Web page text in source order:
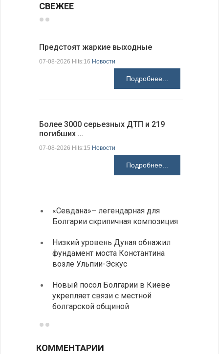
СВЕЖЕЕ
Предстоят жаркие выходные
07-08-2026 Hits:16 Новости
Подробнее...
Более 3000 серьезных ДТП и 219
погибших …
07-08-2026 Hits:15 Новости
Подробнее...
«Севдана»– легендарная для
Болгарии скрипичная композиция
Низкий уровень Дуная обнажил
фундамент моста Константина
возле Ульпии-Эскус
Новый посол Болгарии в Киеве
укрепляет связи с местной
болгарской общиной
КОММЕНТАРИИ